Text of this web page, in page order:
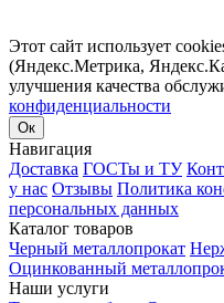
Этот сайт использует
(Яндекс.Метрика,
улучшения качества
конфиденциальности
Ок
Навигация
Доставка ГОСТы и ТУ
у нас Отзывы Политика
персональных данных
Каталог товаров
Черный металлопрокат
Оцинкованный
Наши услуги